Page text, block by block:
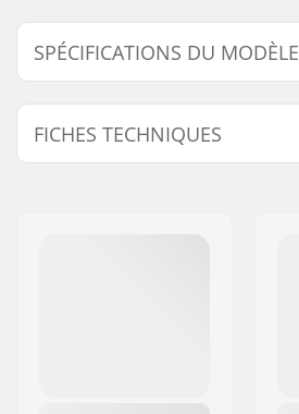
SPÉCIFICATIONS DU MODÈLE
19mm
19mm
FICHES TECHNIQUES